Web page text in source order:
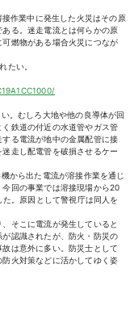
作業中に発生した火災はその原
る。迷走電流とは何らかの原
燃物がある場合火災につなが
たい。
。むしろ大地や他の良導体が回
鉄道の付近の水道管やガス管
る電流が地中の金属配管に接
走し配電管を破損させるケー
から出た電流が溶接作業を通じ
回の事業では溶接現場から20
。原因として警視庁は同人を
そこに電流が発生していると
認識されたが、防火・防災の
は意外に多い。防災士として
火対策などに活かしてゆく姿